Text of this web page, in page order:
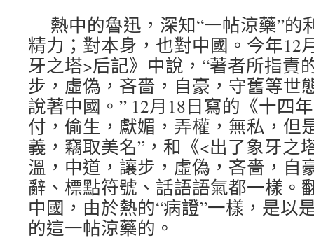
熱中的魯迅，深知“一帖涼藥”的
精力；對本身，也對中國。今年12
牙之塔>后記》中說，“著者所指責
步，虛偽，吝嗇，自豪，守舊等世
說著中國。” 12月18日寫的《十四
付，偷生，獻媚，弄權，無私，但
義，竊取美名”，和《<出了象牙之
溫，中道，讓步，虛偽，吝嗇，自
辭、標點符號、話語語氣都一樣。
中國，由於熱的“病證”一樣，是以
的這一帖涼藥的。